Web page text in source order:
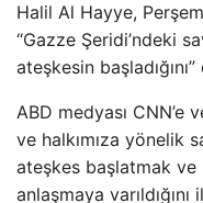
Halil Al Hayye,
“Gazze Şeridi’ndeki
ateşkesin
ABD medyası CNN’e
ve halkımıza yönelik
ateşkes başlatmak
anlaşmaya